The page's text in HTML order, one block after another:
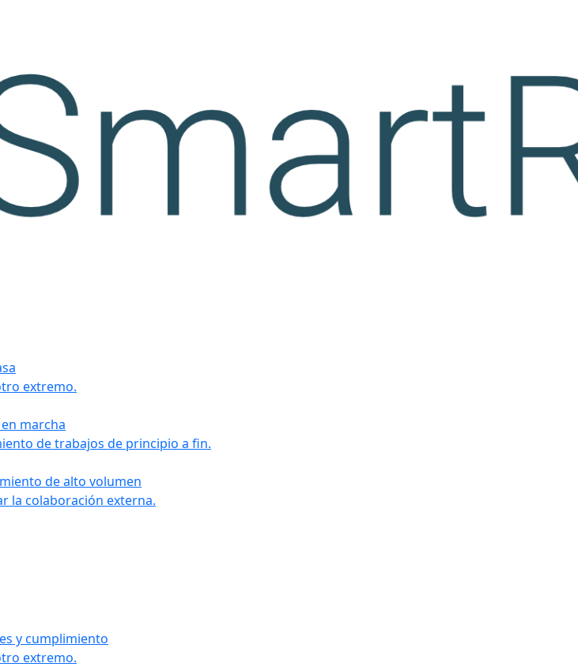
extremo.
marcha
de trabajos de principio a fin.
de alto volumen
la colaboración externa.
y cumplimiento
extremo.